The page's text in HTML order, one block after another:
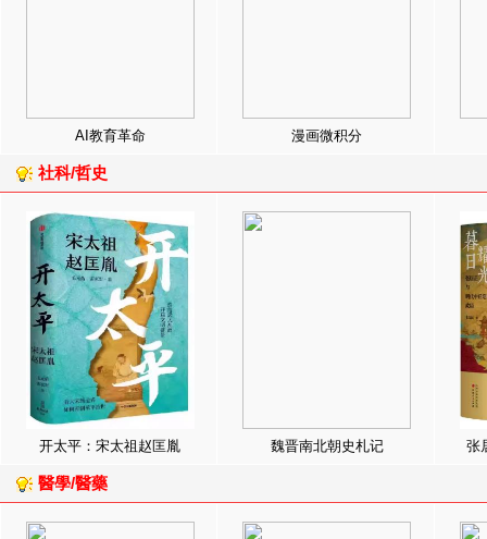
AI教育革命 漫画微积分
社科/哲史
开太平：宋太祖赵匡胤 魏晋南北朝史札记 张
醫學/醫藥